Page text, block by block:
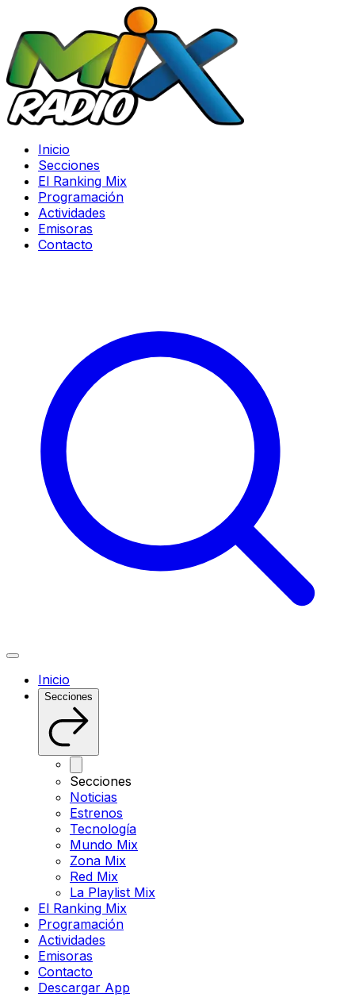
Inicio
Secciones
El Ranking Mix
Programación
Actividades
Emisoras
Contacto
Inicio
Secciones
Secciones
Noticias
Estrenos
Tecnología
Mundo Mix
Zona Mix
Red Mix
La Playlist Mix
El Ranking Mix
Programación
Actividades
Emisoras
Contacto
Descargar App